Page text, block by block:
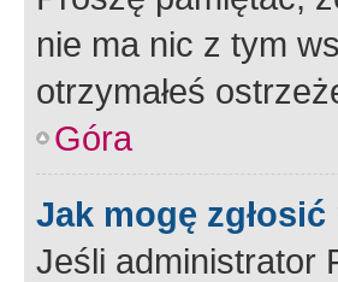
nie ma nic z tym
otrzymałeś
Góra
Jak mogę
Jeśli administrator